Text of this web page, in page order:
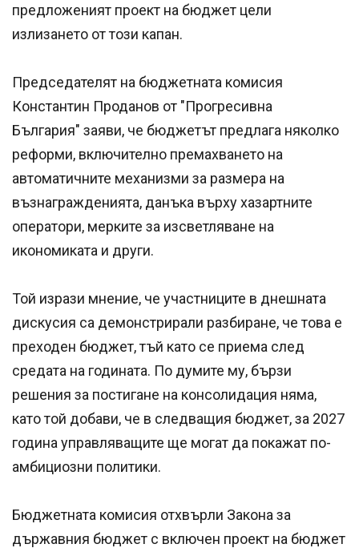
предложеният проект на бюджет цели
излизането от този капан.
Председателят на бюджетната комисия
Константин Проданов от "Прогресивна
България" заяви, че бюджетът предлага няколко
реформи, включително премахването на
автоматичните механизми за размера на
възнагражденията, данъка върху хазартните
оператори, мерките за изсветляване на
икономиката и други.
Той изрази мнение, че участниците в днешната
дискусия са демонстрирали разбиране, че това е
преходен бюджет, тъй като се приема след
средата на годината. По думите му, бързи
решения за постигане на консолидация няма,
като той добави, че в следващия бюджет, за 2027
година управляващите ще могат да покажат по-
амбициозни политики.
Бюджетната комисия отхвърли Закона за
държавния бюджет с включен проект на бюджет